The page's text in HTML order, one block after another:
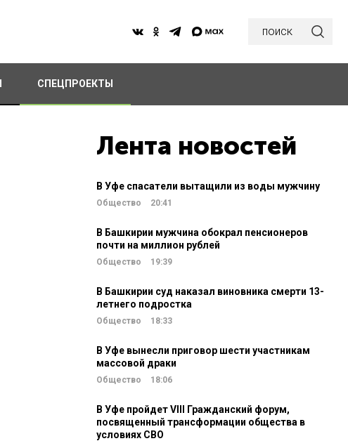
поиск
СПЕЦПРОЕКТЫ
Лента новостей
В Уфе спасатели вытащили из воды мужчину
Общество 20:41
В Башкирии мужчина обокрал пенсионеров
почти на миллион рублей
Общество 19:39
В Башкирии суд наказал виновника смерти 13-
летнего подростка
Общество 18:33
В Уфе вынесли приговор шести участникам
массовой драки
Общество 18:06
В Уфе пройдет VIII Гражданский форум,
посвященный трансформации общества в
условиях СВО